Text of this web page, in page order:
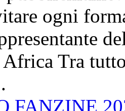
ogni
Africa Tra
FANZINE